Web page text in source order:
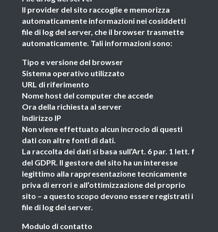
Il provider del sito raccoglie e memorizza
automaticamente informazioni nei cosiddetti
file di log del server, che il browser trasmette
automaticamente. Tali informazioni sono:
Tipo e versione del browser
Sistema operativo utilizzato
URL di riferimento
Nome host del computer che accede
Ora della richiesta al server
Indirizzo IP
Non viene effettuato alcun incrocio di questi
dati con altre fonti di dati.
La raccolta dei dati si basa sull’Art. 6 par. 1 lett. f
del GDPR. Il gestore del sito ha un interesse
legittimo alla rappresentazione tecnicamente
priva di errori e all’ottimizzazione del proprio
sito – a questo scopo devono essere registrati i
file di log del server.
Modulo di contatto